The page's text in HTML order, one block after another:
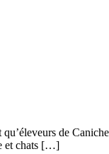
de
et chats […]